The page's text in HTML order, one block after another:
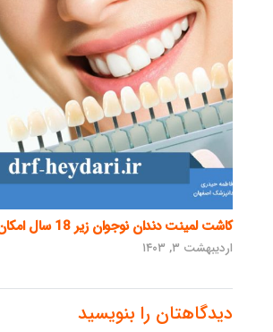
کاشت لمینت دندان نوجوان زیر 18 سال امکان پذیر است؟
اردیبهشت ۳, ۱۴۰۳
دیدگاهتان را بنویسید